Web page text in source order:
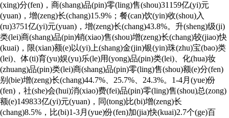
(xing)分(fen)，商(shang)品(pin)零(ling)售(shou)31159亿(yi)元
(yuan)，增(zeng)长(chang)15.9%；餐(can)饮(yin)收(shou)入
(ru)3751亿(yi)元(yuan)，增(zeng)长(chang)43.8%。升(sheng)级(ji)
类(lei)商(shang)品(pin)销(xiao)售(shou)增(zeng)长(chang)较(jiao)快
(kuai)，限(xian)额(e)以(yi)上(shang)金(jin)银(yin)珠(zhu)宝(bao)类
(lei)、体(ti)育(yu)娱(yu)乐(le)用(yong)品(pin)类(lei)、化(hua)妆
(zhuang)品(pin)类(lei)商(shang)品(pin)零(ling)售(shou)额(e)分(fen)
别(bie)增(zeng)长(chang)44.7%、25.7%、24.3%。1-4月(yue)份
(fen)，社(she)会(hui)消(xiao)费(fei)品(pin)零(ling)售(shou)总(zong)
额(e)149833亿(yi)元(yuan)，同(tong)比(bi)增(zeng)长
(chang)8.5%，比(bi)1-3月(yue)份(fen)加(jia)快(kuai)2.7个(ge)百